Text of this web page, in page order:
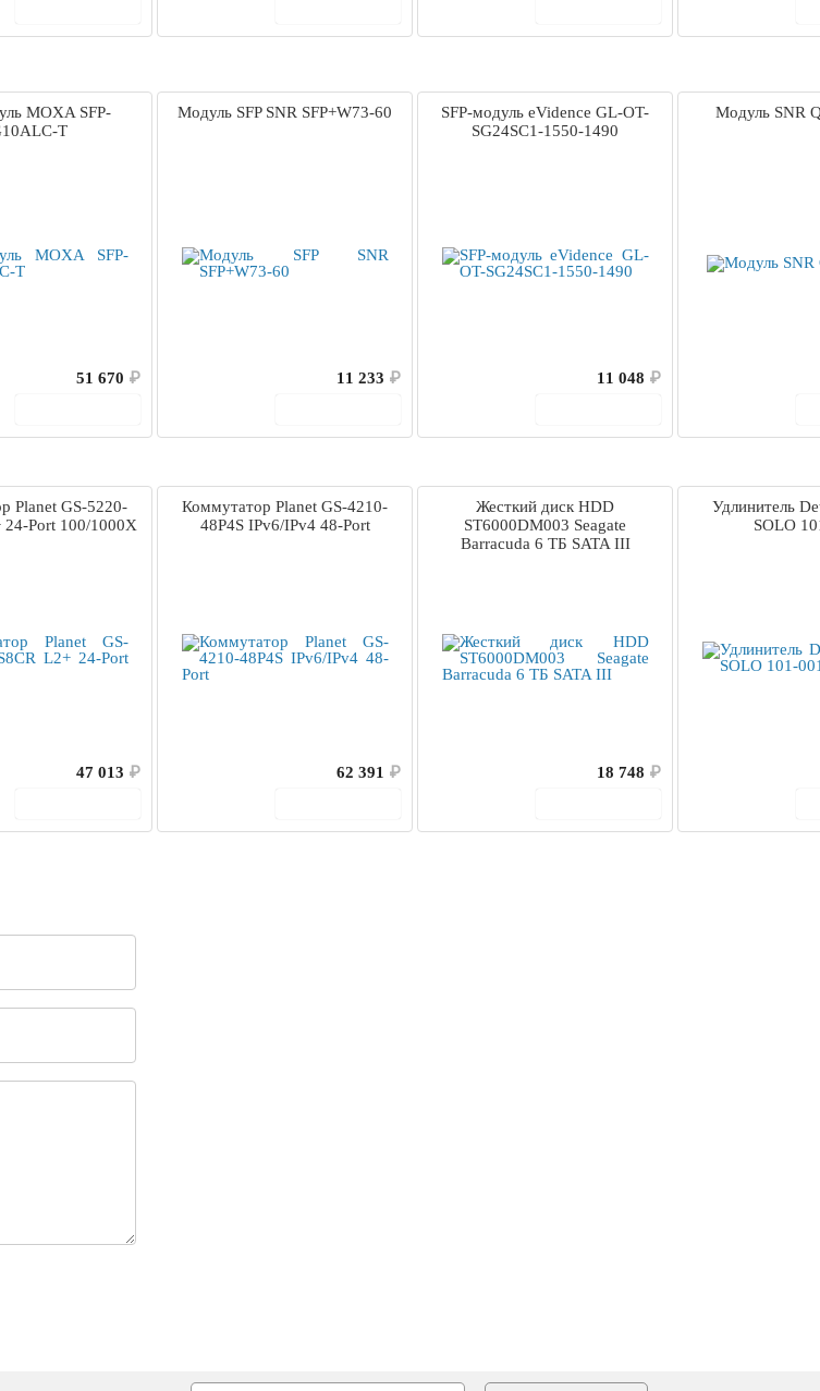
MOXA SFP-
T
51 670 ₽
Модуль SFP SNR SFP+W73-60
11 233 ₽
SFP-модуль eVidence GL-OT-
SG24SC1-1550-1490
11 048 ₽
Модуль SNR
Planet GS-5220-
24-Port 100/1000X
47 013 ₽
Коммутатор Planet GS-4210-
48P4S IPv6/IPv4 48-Port
62 391 ₽
Жесткий диск HDD
ST6000DM003 Seagate
Barracuda 6 ТБ SATA III
18 748 ₽
Удлинитель
SOLO